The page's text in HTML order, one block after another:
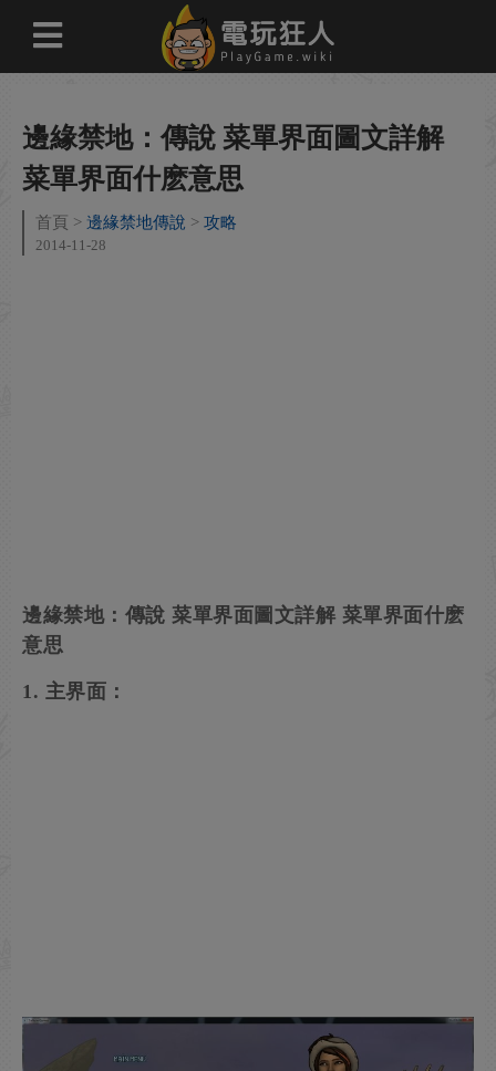
邊緣禁地：傳說 菜單界面圖文詳解
菜單界面什麽意思
首頁 邊緣禁地傳說 攻略
2014-11-28
邊緣禁地：傳說 菜單界面圖文詳解 菜單界面什麽
意思
1. 主界面：